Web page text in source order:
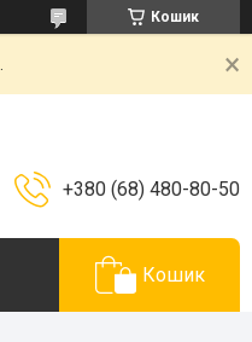
Кошик
+380 (68) 480-80-50
Кошик